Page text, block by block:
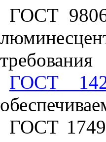
ГОСТ
требования
ГОСТ
ГОСТ